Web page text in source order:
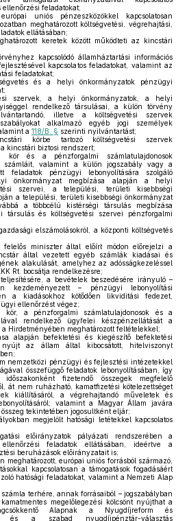
ellenőrzési feladatokat;
uniós pénzeszközökkel kapcsolatosan
meghatározott költségvetési, végrehajtási,
ellátásában;
keretek között működteti az kincstári
kapcsolódó államháztartási információs
kapcsolatos feladatokat, valamint az
feladatokat;
és a helyi önkormányzatok pénzügyi
szervek, a helyi önkormányzatok, a helyi
rendelkező társulásai, a külön törvény
illetve a költségvetési szervek
alkalmazó egyéb jogi személyek
a 118/B. § szerinti nyilvántartást;
körbe tartozó költségvetési szervek
kincstári biztosi rendszert;
és a pénzforgalmi számlatulajdonosok
számláit, valamint a külön jogszabály vagy a
feladatok pénzügyi lebonyolítására szolgáló
önkormányzat megbízása alapján a helyi
szervei, a települési, területi kisebbségi
a települési, területi kisebbségi önkormányzat
a többcélú kistérségi társulás megbízása
társulás és költségvetési szervei pénzforgalmi
elszámolásokról, a központi költségvetés
felelős miniszter által előírt módon előrejelzi a
által vezetett egyéb számlák kiadásai és
alakulását, amelyhez az adósságkezeléssel
Rt. bocsátja rendelkezésre;
a bevételek beszedésére irányuló –
kezdeményezett – pénzügyi lebonyolítási
a kiadásokhoz kötődően likviditási fedezet,
ellenőrzést végez;
a pénzforgalmi számlatulajdonosok és a
rendelkező ügyfelei készpénzellátását a
Hirdetményében meghatározott feltételekkel;
alapján befektetési és kiegészítő befektetési
nyújt az állam által kibocsátott, hitelviszonyt
nemzetközi pénzügyi és fejlesztési intézetekkel
összefüggő feladatok lebonyolításában, így
fizetendő összegek megfelelő
át nem ruházható, kamatfizetési kötelezettséget
kiállításáról, a végrehajtandó műveletek és
valamint a Magyar Állam javára
tekintetében jogosultként eljár;
megjelölt hatósági letétekkel kapcsolatos
előirányzatok pályázati rendszerében a
feladatok ellátásában, ideértve a
beruházások előirányzatait is;
meghatározott, európai uniós forrásból származó,
kapcsolatosan a támogatások fogadásáért
hatósági feladatokat, valamint a Nemzeti Alap
terhére, annak forrásaiból – jogszabályban
megelőlegezési kölcsönt nyújthat a
Alapnak a Nyugdíjreform és
és a szabad nyugdíjpénztár-választás